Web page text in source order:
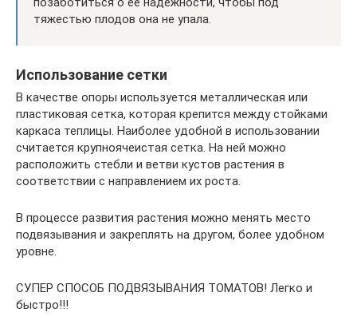
тяжестью плодов она не упала.
Использование сетки
В качестве опоры используется металлическая или
пластиковая сетка, которая крепится между стойками
каркаса теплицы. Наиболее удобной в использовании
считается крупноячеистая сетка. На ней можно
расположить стебли и ветви кустов растения в
соответствии с направлением их роста.
В процессе развития растения можно менять место
подвязывания и закреплять на другом, более удобном
уровне.
СУПЕР СПОСОБ ПОДВЯЗЫВАНИЯ ТОМАТОВ! Легко и
быстро!!!